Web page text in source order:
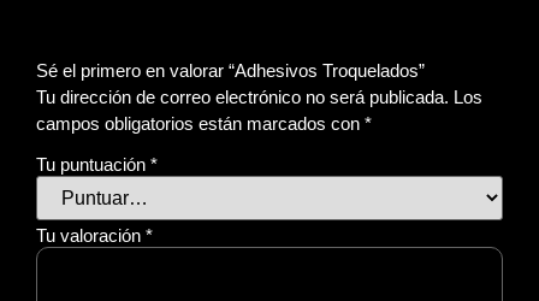
Sé el primero en valorar “Adhesivos Troquelados”
Tu dirección de correo electrónico no será publicada. Los
campos obligatorios están marcados con *
Tu puntuación *
Tu valoración *